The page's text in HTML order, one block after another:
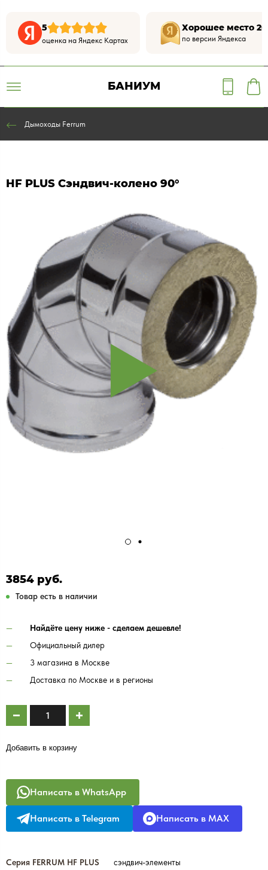
5
оценка на Яндекс Картах
Хорошее место
по версии Яндекса
БАНИУМ
Дымоходы Ferrum
HF PLUS Сэндвич-колено 90°
3854 руб.
Товар есть в наличии
Найдёте цену ниже - сделаем дешевле!
Официальный дилер
3 магазина в Москве
Доставка по Москве и в регионы
Добавить в корзину
Написать в WhatsApp
Написать в Telegram Написать в MAX
Серия FERRUM HF PLUS
сэндвич-элементы